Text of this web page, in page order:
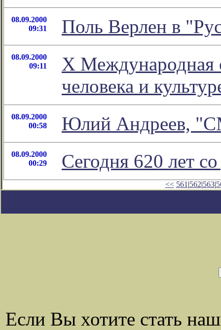
08.09.2000
09:31
Поль Верлен в
08.09.2000
09:11
X Международная
человека и
08.09.2000
00:58
Юлий Андреев,
08.09.2000
00:29
Сегодня 620 лет
<< 561 |562|563|
Если Вы хотите стать